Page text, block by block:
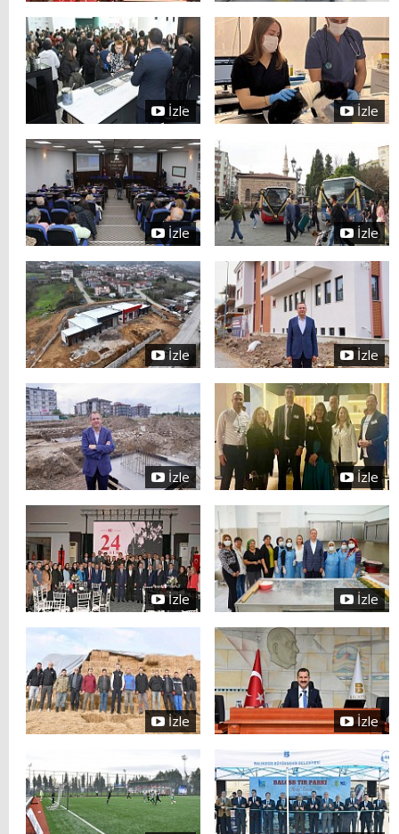
İzle İzle
İzle İzle
İzle İzle
İzle İzle
İzle İzle
İzle İzle